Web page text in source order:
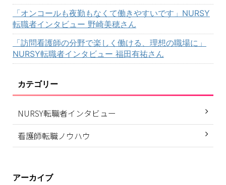
「オンコールも夜勤もなくて働きやすいです」NURSY
転職者インタビュー 野崎美穂さん
「訪問看護師の分野で楽しく働ける、理想の職場に」
NURSY転職者インタビュー 福田有祐さん
カテゴリー
NURSY転職者インタビュー
看護師転職ノウハウ
アーカイブ